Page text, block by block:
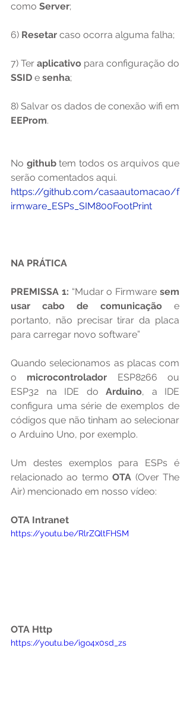
como Server;
6) Resetar caso ocorra alguma falha;
7) Ter aplicativo
SSID e senha;
EEProm.
No github tem todos os arquivos que
serão comentados aqui.
https://github.com/casaautomacao/f
irmware_ESPs_SIM800FootPrint
NA PRÁTICA
PREMISSA 1: “Mudar o Firmware sem
usar cabo de comunicação e
portanto, não precisar tirar da placa
para carregar novo software”
Quando selecionamos as placas com
o microcontrolador ESP8266 ou
ESP32 na IDE do Arduino, a IDE
configura uma série de exemplos de
códigos que não tinham ao selecionar
o Arduino Uno, por exemplo.
Um destes exemplos para ESPs é
relacionado ao termo OTA (Over The
Air) mencionado em nosso vídeo:
OTA Intranet
https://youtu.be/RlrZQltFHSM
OTA Http
https://youtu.be/igo4x0sd_zs